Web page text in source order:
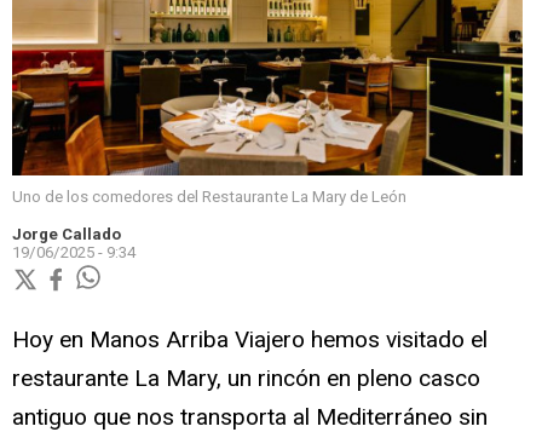
Uno de los comedores del Restaurante La Mary de León
Jorge Callado
19/06/2025 - 9:34
Hoy en Manos Arriba Viajero hemos visitado el
restaurante La Mary, un rincón en pleno casco
antiguo que nos transporta al Mediterráneo sin